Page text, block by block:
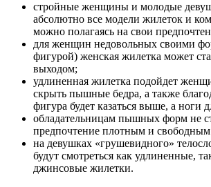
стройные женщины и молодые
абсолютно все модели жилеток и
можно полагаясь на свои
для женщин недовольных своими
фигурой) женская жилетка может
выходом;
удлиненная жилетка подойдет
скрыть пышные бедра, а также
фигура будет казаться выше, а ноги
обладательницам пышных форм не
предпочтение плотным и
на девушках «грушевидного»
будут смотреться как удлиненные,
джинсовые жилетки.